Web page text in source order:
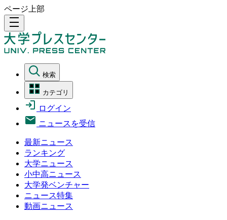
ページ上部
density_medium
検索
カテゴリ
ログイン
ニュースを受信
最新ニュース
ランキング
大学ニュース
小中高ニュース
大学発ベンチャー
ニュース特集
動画ニュース